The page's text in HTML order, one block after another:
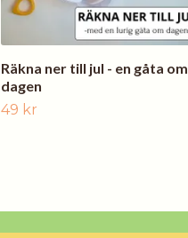
Räkna ner till jul - en gåta om
dagen
49 kr